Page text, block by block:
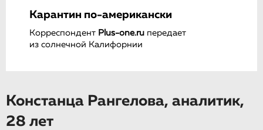
Карантин по-американски
Корреспондент Plus-one.ru передает
из солнечной Калифорнии
Констанца Рангелова, аналитик,
28 лет